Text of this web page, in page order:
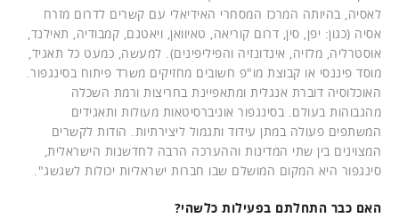
לאסיה, בהיותה המרכז המסחרי האידיאלי עם קשרים לדרום מזרח
אסיה (כגון: יפן, סין, דרום קוריאה, טאיוואן, ויאטנם, קמבודיה, תאילנד,
אוסטרליה, מלזיה, אינדונזיה והפיליפינים). למעשה, כמעט כל תאגיד,
מוסד פיננסי או קבוצת מו"פ חשובים מחזיקים משרד פיתוח בסינגפור.
האוכלוסיה דוברת אנגלית ומתאפיינת בחריצות ורמת השכלה
מהגבוהות בעולם. בסינגפור אוניברסיטאות מעולות ותאגידים
המשתפים פעולה במתן עידוד ותגמול ליצירתיות. הודות לקשרים
המצוינים בין שתי המדינות וההערכה הרבה לחדשנות הישראלית,
סינגפור היא המקום המושלם שבו חברות ישראליות יכולות לשגשג".
האם כבר התחלתם בפעילות כלשהי?